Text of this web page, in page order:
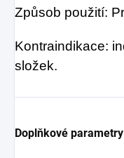
Způsob použití:
Kontraindikace:
složek.
Doplňkové parametry